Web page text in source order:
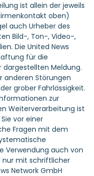
ist allein der jeweils
oben)
auch Urheber des
Bild-, Ton-, Video-,
Die United News
für die
dargestellten Meldung.
anderen Störungen
grober Fahrlässigkeit.
zur
Weiterverarbeitung ist
vor einer
Fragen mit dem
Verwendung auch von
nur mit schriftlicher
Network GmbH